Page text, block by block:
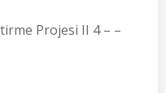
Projesi II 4 – –